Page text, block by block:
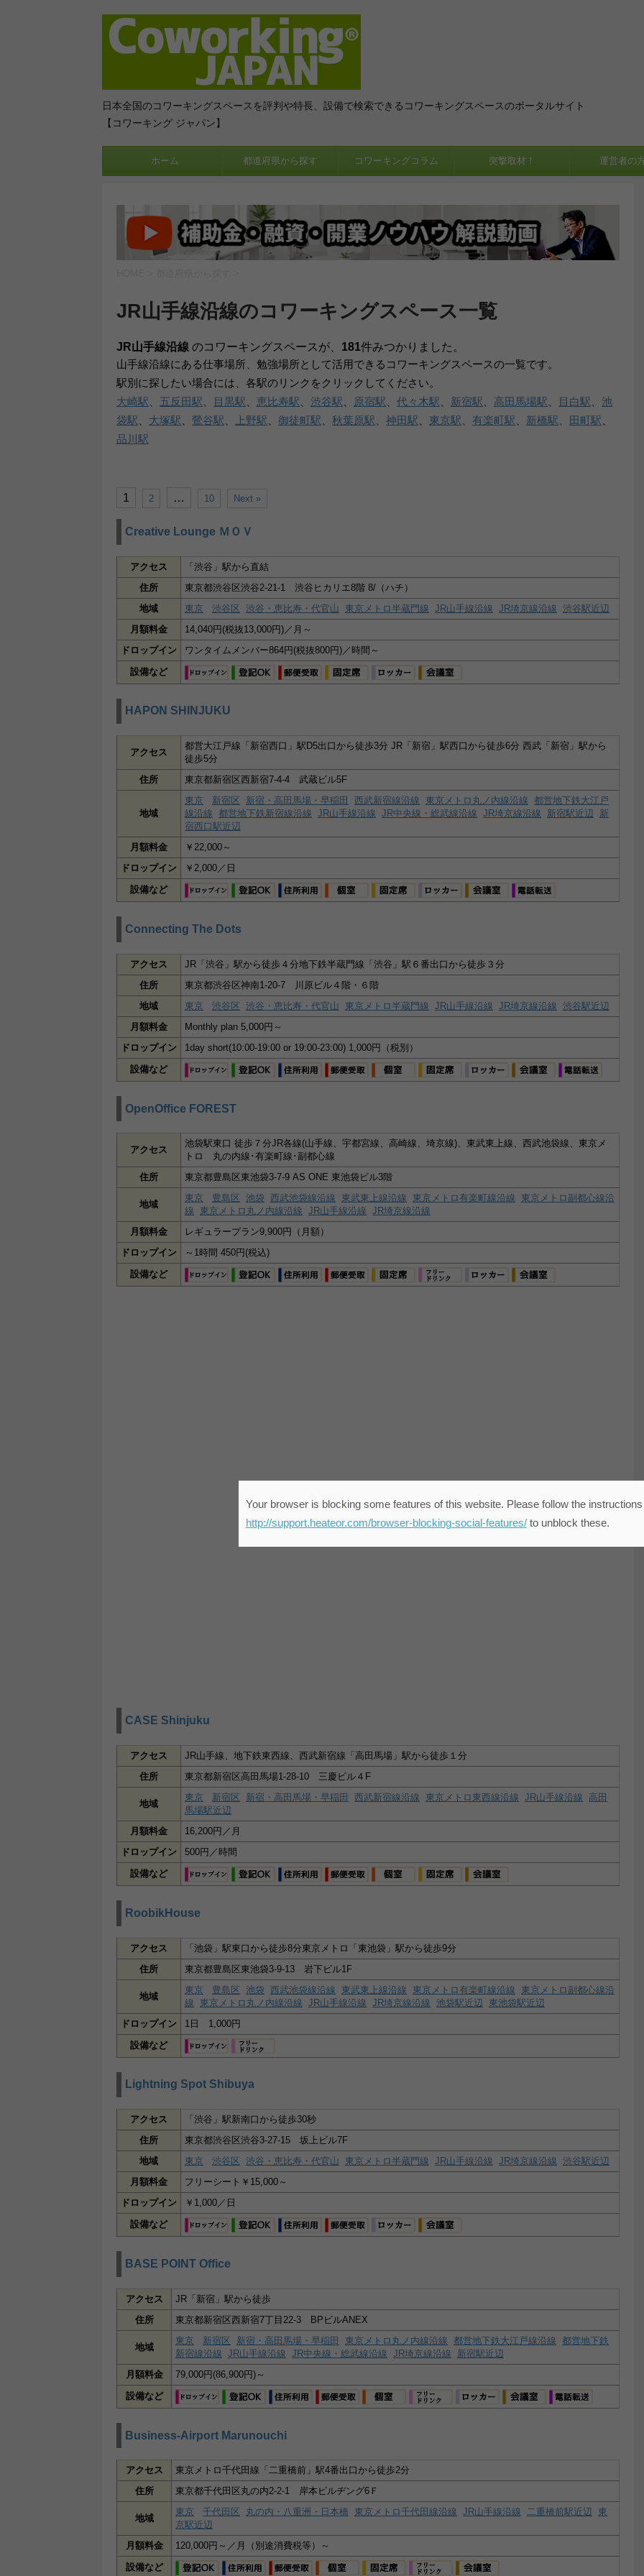
日本全国のコワーキングスペースを評判や特長、設備で検索できるコワーキングスペースのポータルサイト
【コワーキング ジャパン】
ホーム 都道府県から探す コワーキングコラム 突撃取材！ 運営者の
JR山手線沿線のコワーキングスペース一覧
JR山手線沿線 のコワーキングスペースが、 181件みつかりました。
山手線沿線にある仕事場所、勉強場所として活用できるコワーキングスペースの一覧です。
駅別に探したい場合には、各駅のリンクをクリックしてください。
大崎駅
五反田駅 目黒駅 恵比寿駅 渋谷駅 原宿駅 代々木駅 新宿駅 高田馬場駅 目白駅
池
袋駅
大塚駅 鶯谷駅 上野駅 御徒町駅 秋葉原駅 神田駅 東京駅 有楽町駅 新橋駅 田町駅
品川駅
1 2 … 10 Next »
Creative Lounge ＭＯＶ
アクセス
「渋谷」駅から直結
住所
東京都渋谷区渋谷2-21-1 渋谷ヒカリエ8階 8/（ハチ）
地域
東京 渋谷区 渋谷・恵比寿・代官山 東京メトロ半蔵門線 JR山手線沿線 JR埼京線沿線 渋谷駅近辺
月額料金
14,040円(税抜13,000円)／月～
ドロップイン
ワンタイムメンバー864円(税抜800円)／時間～
設備など
HAPON SHINJUKU
アクセス
都営大江戸線「新宿西口」駅D5出口から徒歩3分 JR「新宿」駅西口から徒歩6分 西武「新宿」駅から
徒歩5分
住所
東京都新宿区西新宿7-4-4 武蔵ビル5F
地域
東京 新宿区 新宿・高田馬場・早稲田 西武新宿線沿線 東京メトロ丸ノ内線沿線 都営地下鉄大江戸
線沿線 都営地下鉄新宿線沿線 JR山手線沿線 JR中央線・総武線沿線 JR埼京線沿線 新宿駅近辺
新
宿西口駅近辺
月額料金
￥22,000～
ドロップイン
￥2,000／日
設備など
Connecting The Dots
アクセス
JR「渋谷」駅から徒歩４分地下鉄半蔵門線「渋谷」駅６番出口から徒歩３分
住所
東京都渋谷区神南1-20-7 川原ビル４階・６階
地域
東京 渋谷区 渋谷・恵比寿・代官山 東京メトロ半蔵門線 JR山手線沿線 JR埼京線沿線 渋谷駅近辺
月額料金
Monthly plan 5,000円～
ドロップイン
1day short(10:00-19:00 or 19:00-23:00) 1,000円（税別）
設備など
OpenOffice FOREST
アクセス
池袋駅東口 徒歩７分JR各線(山手線、宇都宮線、高崎線、埼京線)、東武東上線、西武池袋線、東京メ
トロ 丸の内線･有楽町線･副都心線
住所
東京都豊島区東池袋3-7-9 AS ONE 東池袋ビル3階
地域
東京 豊島区 池袋 西武池袋線沿線 東武東上線沿線 東京メトロ有楽町線沿線
東京メトロ副都心線沿
線
東京メトロ丸ノ内線沿線 JR山手線沿線 JR埼京線沿線
月額料金
レギュラープラン9,900円（月額）
ドロップイン
～1時間 450円(税込)
設備など
CASE Shinjuku
アクセス
JR山手線、地下鉄東西線、西武新宿線「高田馬場」駅から徒歩１分
住所
東京都新宿区高田馬場1-28-10 三慶ビル４F
地域
東京 新宿区 新宿・高田馬場・早稲田 西武新宿線沿線 東京メトロ東西線沿線 JR山手線沿線
高田
馬場駅近辺
月額料金
16,200円／月
ドロップイン
500円／時間
設備など
RoobikHouse
アクセス
「池袋」駅東口から徒歩8分東京メトロ「東池袋」駅から徒歩9分
住所
東京都豊島区東池袋3-9-13 岩下ビル1F
地域
東京 豊島区 池袋 西武池袋線沿線 東武東上線沿線 東京メトロ有楽町線沿線
東京メトロ副都心線沿
線
東京メトロ丸ノ内線沿線 JR山手線沿線 JR埼京線沿線 池袋駅近辺
東池袋駅近辺
ドロップイン
1日 1,000円
設備など
Lightning Spot Shibuya
アクセス
「渋谷」駅新南口から徒歩30秒
住所
東京都渋谷区渋谷3-27-15 坂上ビル7F
地域
東京 渋谷区 渋谷・恵比寿・代官山 東京メトロ半蔵門線 JR山手線沿線 JR埼京線沿線 渋谷駅近辺
月額料金
フリーシート￥15,000～
ドロップイン
￥1,000／日
設備など
BASE POINT Office
アクセス
JR「新宿」駅から徒歩
住所
東京都新宿区西新宿7丁目22-3 BPビルANEX
地域
東京 新宿区 新宿・高田馬場・早稲田 東京メトロ丸ノ内線沿線 都営地下鉄大江戸線沿線 都営地下鉄
新宿線沿線 JR山手線沿線 JR中央線・総武線沿線 JR埼京線沿線
新宿駅近辺
月額料金
79,000円(86,900円)～
設備など
Business-Airport Marunouchi
アクセス
東京メトロ千代田線「二重橋前」駅4番出口から徒歩2分
住所
東京都千代田区丸の内2-2-1 岸本ビルヂング6Ｆ
地域
東京 千代田区 丸の内・八重洲・日本橋 東京メトロ千代田線沿線 JR山手線沿線 二重橋前駅近辺
東
京駅近辺
月額料金
120,000円～／月（別途消費税等）～
設備など
Your browser is blocking some features of this website. Please follow the
http://support.heateor.com/browser-blocking-social-features/to unblock these.